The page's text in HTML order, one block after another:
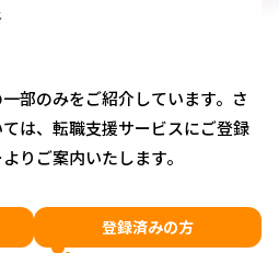
部のみをご紹介しています。さ
は、転職支援サービスにご登録
りご案内いたします。
登録済みの方